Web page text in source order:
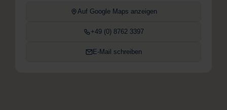
Auf Google Maps anzeigen
+49 (0) 8762 3397
E-Mail schreiben